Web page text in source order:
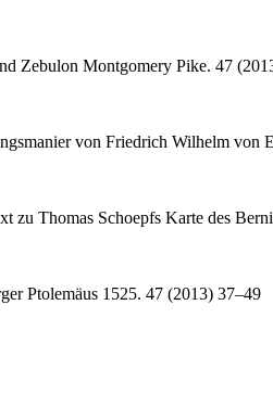
Zebulon Montgomery Pike. 47
von Friedrich Wilhelm von
zu Thomas Schoepfs Karte des
Ptolemäus 1525. 47 (2013) 37–49